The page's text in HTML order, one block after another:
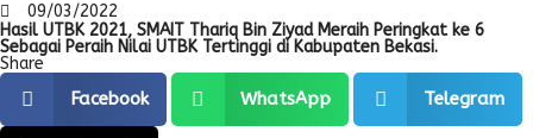
09/03/2022
Hasil UTBK 2021, SMAIT Thariq Bin Ziyad Meraih Peringkat ke 6
Sebagai Peraih Nilai UTBK Tertinggi di Kabupaten Bekasi.
Share
Facebook WhatsApp Telegram